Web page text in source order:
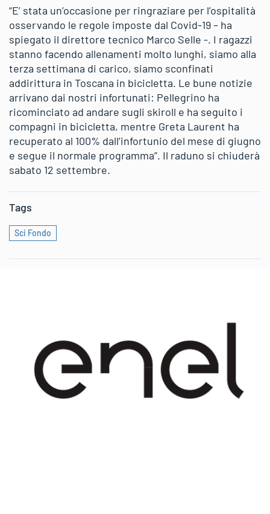
“E’ stata un’occasione per ringraziare per l’ospitalità
osservando le regole imposte dal Covid-19 – ha
spiegato il direttore tecnico Marco Selle -. I ragazzi
stanno facendo allenamenti molto lunghi, siamo alla
terza settimana di carico, siamo sconfinati
addirittura in Toscana in bicicletta. Le bune notizie
arrivano dai nostri infortunati: Pellegrino ha
ricominciato ad andare sugli skiroll e ha seguito i
compagni in bicicletta, mentre Greta Laurent ha
recuperato al 100% dall’infortunio del mese di giugno
e segue il normale programma”. Il raduno si chiuderà
sabato 12 settembre.
Tags
Sci Fondo